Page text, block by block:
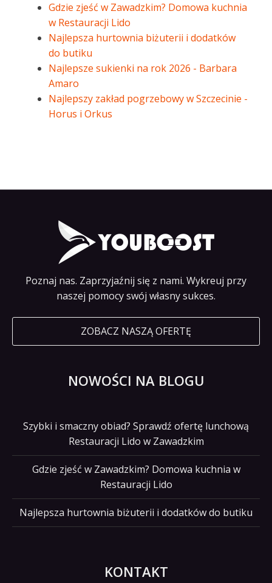
Gdzie zjeść w Zawadzkim? Domowa kuchnia
w Restauracji Lido
Najlepsza hurtownia biżuterii i dodatków
do butiku
Najlepsze sukienki na rok 2026 - Barbara
Amaro
Najlepszy zakład pogrzebowy w Szczecinie -
Horus i Orkus
Poznaj nas. Zaprzyjaźnij się z nami. Wykreuj przy
naszej pomocy swój własny sukces.
ZOBACZ NASZĄ OFERTĘ
NOWOŚCI NA BLOGU
Szybki i smaczny obiad? Sprawdź ofertę lunchową
Restauracji Lido w Zawadzkim
Gdzie zjeść w Zawadzkim? Domowa kuchnia w
Restauracji Lido
Najlepsza hurtownia biżuterii i dodatków do butiku
KONTAKT